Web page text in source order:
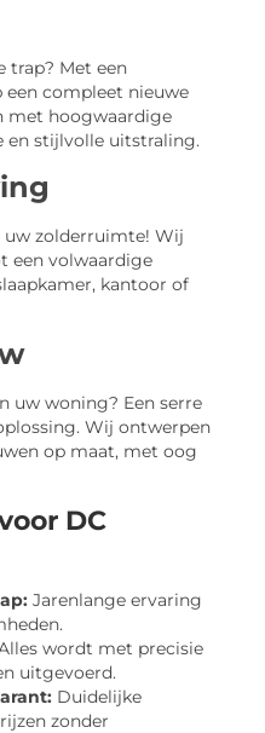
trap? Met een
compleet nieuwe
met hoogwaardige
en stijlvolle uitstraling.
uw zolderruimte! Wij
een volwaardige
kantoor of
uw woning? Een serre
Wij ontwerpen
op maat, met oog
DC
Jarenlange ervaring
wordt met precisie
uitgevoerd.
Duidelijke
zonder